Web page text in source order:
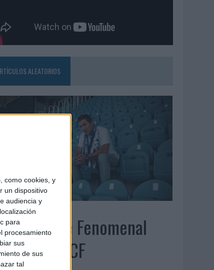
como cookies, y
un dispositivo
audiencia y
para
procesamiento
sus
de sus
tal
ALEATORIOS
2026
vuelta’, de Fenomenal
Málaga CF